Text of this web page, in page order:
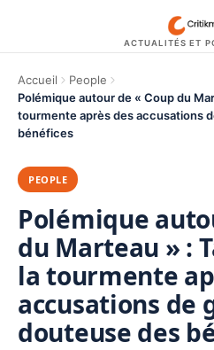
ACTUALITÉS ET
Accueil
People
Polémique autour de « Coup du
tourmente après des accusations
bénéfices
PEOPLE
Polémique
du Marteau » :
la tourmente
accusations de
douteuse des